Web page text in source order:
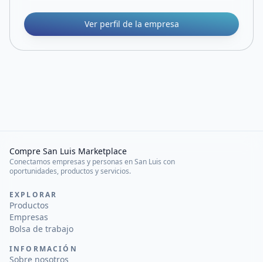
Ver perfil de la empresa
Compre San Luis Marketplace
Conectamos empresas y personas en San Luis con
oportunidades, productos y servicios.
EXPLORAR
Productos
Empresas
Bolsa de trabajo
INFORMACIÓN
Sobre nosotros